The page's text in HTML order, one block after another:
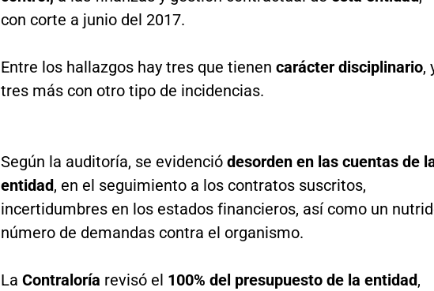
con corte a junio del 2017.
Entre los hallazgos hay tres que tienen carácter disciplinario,
tres más con otro tipo de incidencias.
Según la auditoría, se evidenció desorden en las cuentas de
entidad, en el seguimiento a los contratos suscritos,
incertidumbres en los estados financieros, así como un
número de demandas contra el organismo.
La Contraloría revisó el 100% del presupuesto de la entidad,